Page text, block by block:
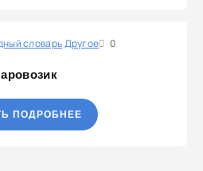
словарьДругое 0
ПОДРОБНЕЕ